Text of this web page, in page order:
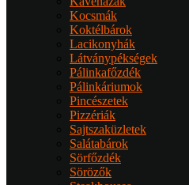
Kocsmák
Koktélbárok
Lacikonyhák
Látványpékségek
Pálinkafőzdék
Pálinkáriumok
Pincészetek
Pizzériák
Sajtszaküzletek
Salátabárok
Sörfőzdék
Sörözők